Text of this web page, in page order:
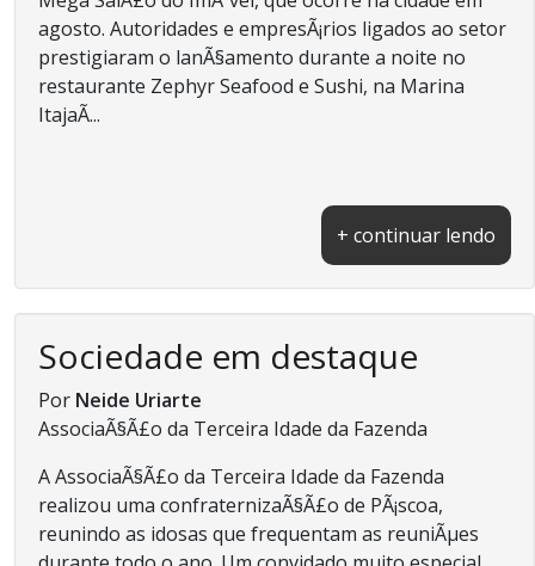
agosto. Autoridades e empresÃ¡rios ligados ao setor
prestigiaram o lanÃ§amento durante a noite no
restaurante Zephyr Seafood e Sushi, na Marina
ItajaÃ­...
+ continuar lendo
Sociedade em destaque
Por Neide Uriarte
AssociaÃ§Ã£o da Terceira Idade da Fazenda
A AssociaÃ§Ã£o da Terceira Idade da Fazenda
realizou uma confraternizaÃ§Ã£o de PÃ¡scoa,
reunindo as idosas que frequentam as reuniÃµes